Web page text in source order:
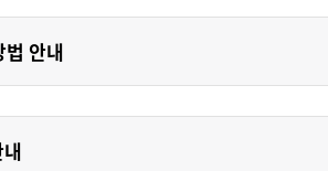
안내